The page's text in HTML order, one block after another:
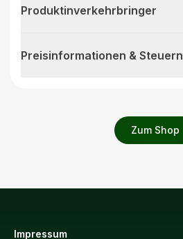
Zum Shop
Produktinverkehrbringer
Preisinformationen & Steuern
Impressum